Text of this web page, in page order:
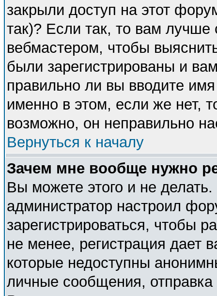
закрыли доступ на этот
так)? Если так, то вам лучше
вебмастером, чтобы
были зарегистрированы и
правильно ли вы вводите
именно в этом, если же нет,
возможно, он неправильно
Вернуться к началу
Зачем мне вообще нужно
Вы можете этого и не делать.
администратор настроил
зарегистрироваться, чтобы
не менее, регистрация дает
которые недоступны
личные сообщения, отправка